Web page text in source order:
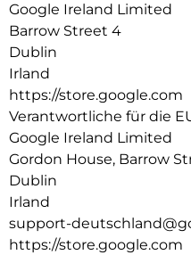
erhalten. Unter g.co/pixel/
g.co/pixel/batteryhealth
Google Ireland Limited
Barrow Street 4
Dublin
Irland
https://store.google.com
Verantwortliche für die
Google Ireland Limited
Gordon House, Barrow
Dublin
Irland
support-
https://store.google.com